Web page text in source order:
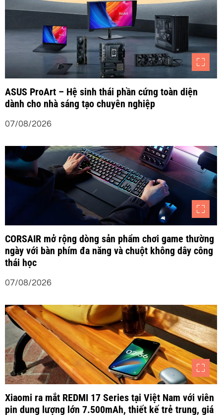
ớ
n
g
b
à
v
i
t
ASUS ProArt – Hệ sinh thái phần cứng toàn diện
dành cho nhà sáng tạo chuyên nghiệp
07/08/2026
CORSAIR mở rộng dòng sản phẩm chơi game thường
ngày với bàn phím đa năng và chuột không dây công
thái học
07/08/2026
Xiaomi ra mắt REDMI 17 Series tại Việt Nam với viên
pin dung lượng lớn 7.500mAh, thiết kế trẻ trung, giá